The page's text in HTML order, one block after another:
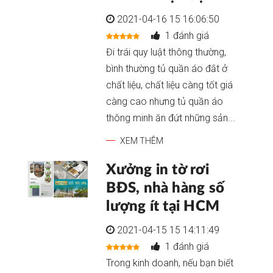
2021-04-16 15 16:06:50
1 đánh giá
Đi trái quy luật thông thường,
bình thường tủ quần áo đắt ở
chất liệu, chất liệu càng tốt giá
càng cao nhưng tủ quần áo
thông minh ăn đứt những sản...
XEM THÊM
Xưởng in tờ rơi
BĐS, nhà hàng số
lượng ít tại HCM
2021-04-15 15 14:11:49
1 đánh giá
Trong kinh doanh, nếu bạn biết